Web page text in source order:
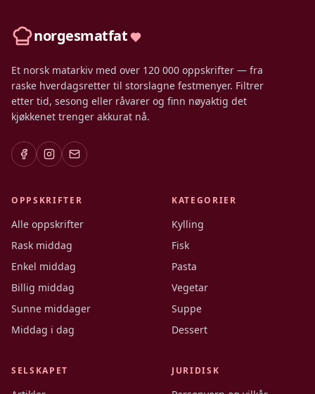
norgesmatfat
Et norsk matarkiv med over 120 000 oppskrifter — fra
raske hverdagsretter til storslagne festmenyer. Filtrer
etter tid, sesong eller råvarer og finn nøyaktig det
kjøkkenet trenger akkurat nå.
OPPSKRIFTER
Alle oppskrifter
Rask middag
Enkel middag
Billig middag
Sunne middager
Middag i dag
KATEGORIER
Kylling
Fisk
Pasta
Vegetar
Suppe
Dessert
SELSKAPET JURIDISK